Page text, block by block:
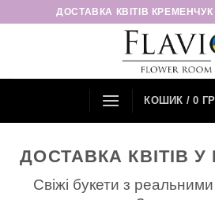
ПропуститиДОСТАВКА КВІТІВ
КОШИК /0
ДОСТАВКА КВІТІВ
Свіжі букети з